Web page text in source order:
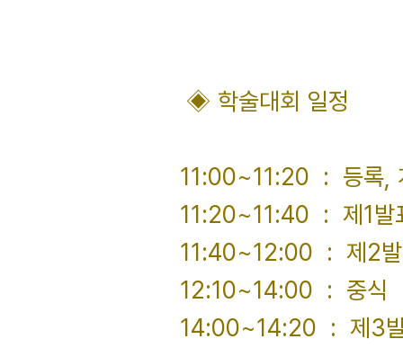
◈ 학술대회 일정
11:00~11:20 : 등록,
11:20~11:40 : 제1발
11:40~12:00 : 제2발
12:10~14:00 : 중식
14:00~14:20 : 제3발